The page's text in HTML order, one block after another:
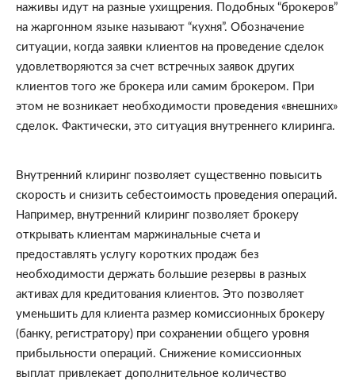
наживы идут на разные ухищрения. Подобных “брокеров”
на жаргонном языке называют “кухня”. Обозначение
ситуации, когда заявки клиентов на проведение сделок
удовлетворяются за счет встречных заявок других
клиентов того же брокера или самим брокером. При
этом не возникает необходимости проведения «внешних»
сделок. Фактически, это ситуация внутреннего клиринга.
Внутренний клиринг позволяет существенно повысить
скорость и снизить себестоимость проведения операций.
Например, внутренний клиринг позволяет брокеру
открывать клиентам маржинальные счета и
предоставлять услугу коротких продаж без
необходимости держать большие резервы в разных
активах для кредитования клиентов. Это позволяет
уменьшить для клиента размер комиссионных брокеру
(банку, регистратору) при сохранении общего уровня
прибыльности операций. Снижение комиссионных
выплат привлекает дополнительное количество